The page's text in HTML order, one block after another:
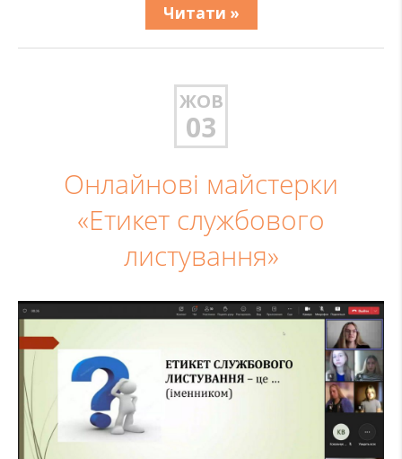
Читати »
ЖОВ
03
Онлайнові майстерки
«Етикет службового
листування»